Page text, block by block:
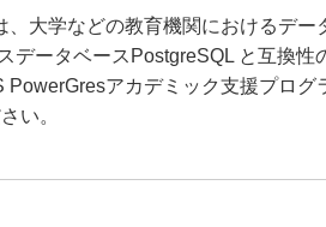
大学などの教育機関におけるデ
データベースPostgreSQL と互換性
PowerGresアカデミック支援プログ
い。